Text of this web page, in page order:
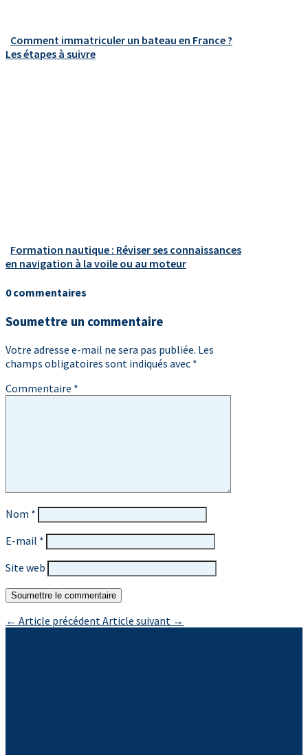
Comment immatriculer un bateau en France ?
Les étapes à suivre
Formation nautique : Réviser ses connaissances
en navigation à la voile ou au moteur
0 commentaires
Soumettre un commentaire
Votre adresse e-mail ne sera pas publiée. Les
champs obligatoires sont indiqués avec *
Commentaire *
Nom *
E-mail *
Site web
Soumettre le commentaire
← Article précédent Article suivant →